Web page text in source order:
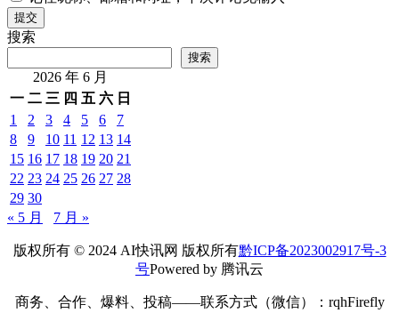
提交
搜索
搜索
2026 年 6 月
一 二 三 四 五 六 日
1
2 3 4 5 6
7
8
9 10 11 12 13 14
15 16 17 18 19 20 21
22 23 24 25 26 27 28
29 30
« 5 月
7 月 »
版权所有 © 2024 AI快讯网 版权所有黔ICP备2023002917号-3
号Powered by 腾讯云
商务、合作、爆料、投稿——联系方式（微信）：rqhFirefly